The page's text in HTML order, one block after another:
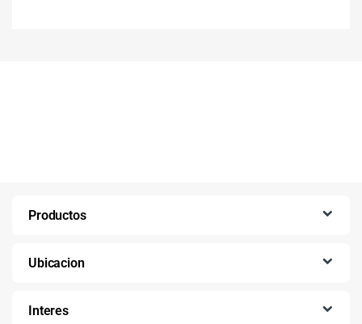
Productos
Ubicacion
Interes